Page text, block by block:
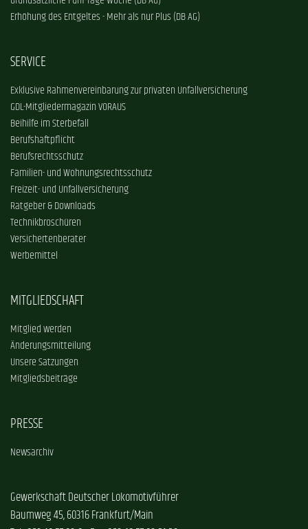
Erhöhung des Entgeltes - Mehr als nur Plus (DB AG)
SERVICE
Exklusive Rahmenvereinbarung zur privaten Unfallversicherung
GDL-Mitgliedermagazin VORAUS
Beihilfe im Sterbefall
Berufshaftpflicht
Berufsrechtsschutz
Familien- und Wohnungsrechtsschutz
Freizeit- und Unfallversicherung
Ratgeber & Downloads
Technikbroschüren
Versichertenberater
Werbemittel
MITGLIEDSCHAFT
Mitglied werden
Änderungsmitteilung
Unsere Satzungen
Mitgliedsbeiträge
PRESSE
Newsarchiv
Gewerkschaft Deutscher Lokomotivführer
Baumweg 45, 60316 Frankfurt/Main